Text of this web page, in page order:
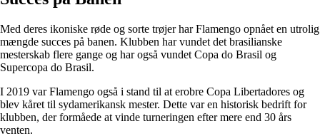
Med deres ikoniske røde og sorte trøjer har Flamengo opnået en utrolig
mængde succes på banen. Klubben har vundet det brasilianske
mesterskab flere gange og har også vundet Copa do Brasil og
Supercopa do Brasil.
I 2019 var Flamengo også i stand til at erobre Copa Libertadores og
blev kåret til sydamerikansk mester. Dette var en historisk bedrift for
klubben, der formåede at vinde turneringen efter mere end 30 års
venten.